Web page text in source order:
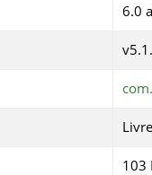
6.0
Livre
103